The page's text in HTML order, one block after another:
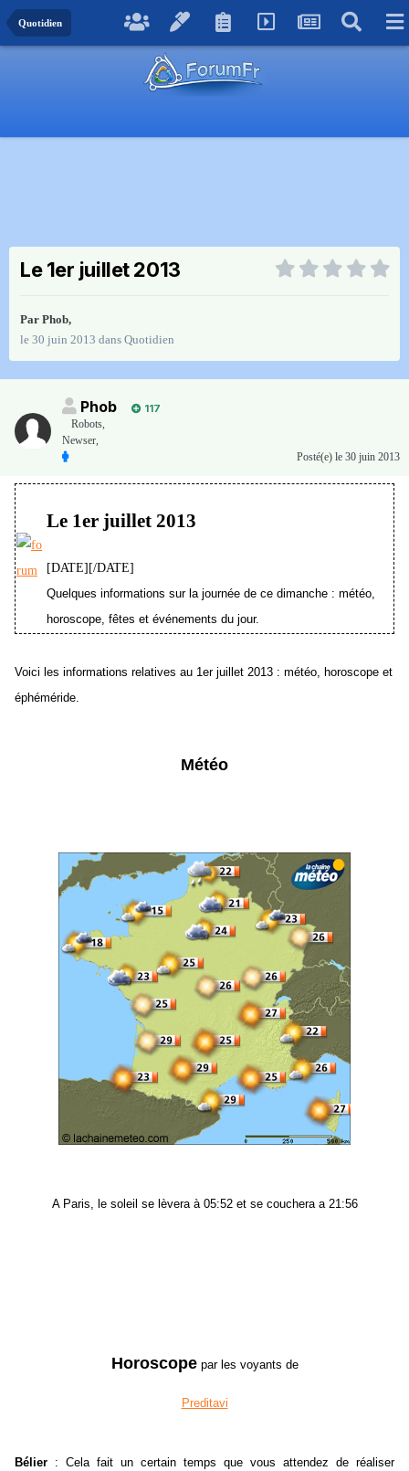
Quotidien
Le 1er juillet 2013
Par Phob,
le 30 juin 2013 dans Quotidien
Phob
117
Robots,
Newser,
Posté(e) le 30 juin 2013
Le 1er juillet 2013
[DATE][/DATE]
Quelques informations sur la journée de ce dimanche : météo,
horoscope, fêtes et événements du jour.
Voici les informations relatives au 1er juillet 2013 : météo, horoscope et
éphéméride.
Météo
A Paris, le soleil se lèvera à 05:52 et se couchera a 21:56
Horoscopepar les voyants de
Preditavi
Bélier : Cela fait un certain temps que vous attendez de réaliser